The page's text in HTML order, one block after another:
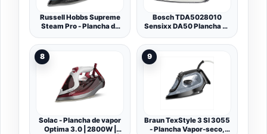
Russell Hobbs Supreme
Steam Pro - Plancha de
Suela de Cerámica, Azul y
Blanco) - ref. 23971-56
Bosch TDA5028010
Sensixx DA50 Plancha de
y blanco
8
Solac - Plancha de vapor
Optima 3.0 | 2800W |
9
Braun TexStyle 3 SI 3055
- Plancha Vapor-seco,